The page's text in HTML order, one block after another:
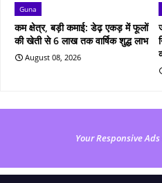
Guna
कम क्षेत्र, बड़ी कमाई: डेढ़ एकड़ में फूलों
की खेती से 6 लाख तक वार्षिक शुद्ध लाभ
August 08, 2026
Your Responsive